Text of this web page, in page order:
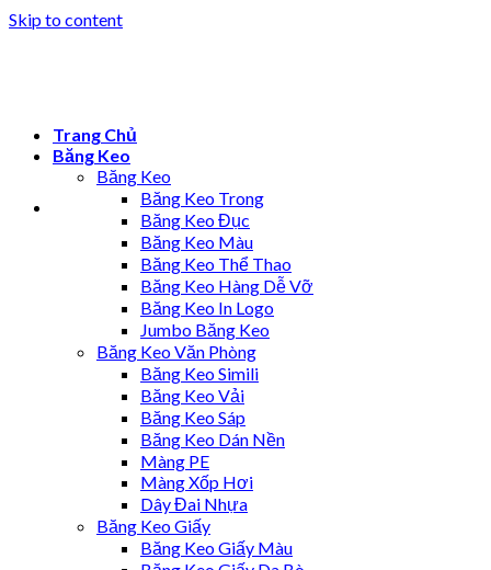
Skip to content
Trang Chủ
Băng Keo
Băng Keo
Băng Keo Trong
Băng Keo Đục
Băng Keo Màu
Băng Keo Thể Thao
Băng Keo Hàng Dễ Vỡ
Băng Keo In Logo
Jumbo Băng Keo
Băng Keo Văn Phòng
Băng Keo Simili
Băng Keo Vải
Băng Keo Sáp
Băng Keo Dán Nền
Màng PE
Màng Xốp Hơi
Dây Đai Nhựa
Băng Keo Giấy
Băng Keo Giấy Màu